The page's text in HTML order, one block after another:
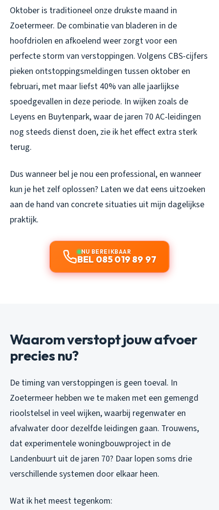
Oktober is traditioneel onze drukste maand in
Zoetermeer. De combinatie van bladeren in de
hoofdriolen en afkoelend weer zorgt voor een
perfecte storm van verstoppingen. Volgens CBS-cijfers
pieken ontstoppingsmeldingen tussen oktober en
februari, met maar liefst 40% van alle jaarlijkse
spoedgevallen in deze periode. In wijken zoals de
Leyens en Buytenpark, waar de jaren 70 AC-leidingen
nog steeds dienst doen, zie ik het effect extra sterk
terug.
Dus wanneer bel je nou een professional, en wanneer
kun je het zelf oplossen? Laten we dat eens uitzoeken
aan de hand van concrete situaties uit mijn dagelijkse
praktijk.
NU BEREIKBAAR
BEL 085 019 89 97
Waarom verstopt jouw afvoer
precies nu?
De timing van verstoppingen is geen toeval. In
Zoetermeer hebben we te maken met een gemengd
rioolstelsel in veel wijken, waarbij regenwater en
afvalwater door dezelfde leidingen gaan. Trouwens,
dat experimentele woningbouwproject in de
Landenbuurt uit de jaren 70? Daar lopen soms drie
verschillende systemen door elkaar heen.
Wat ik het meest tegenkom: